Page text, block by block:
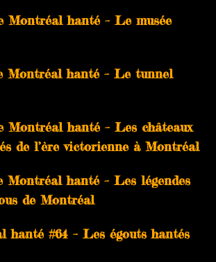
Montréal hanté – Le musée
Montréal hanté – Le tunnel
Montréal hanté – Les châteaux
de l’ère victorienne à Montréal
Montréal hanté – Les légendes
de Montréal
hanté #64 – Les égouts hantés